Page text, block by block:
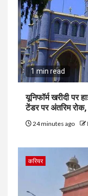
1 min read
यूनिफॉर्म खरीदी पर
टेंडर पर अंतरिम
24 minutes ago
करियर